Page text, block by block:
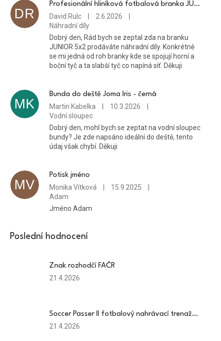
DR
Profesionální hliníková fotbalová branka JUNIOR 5x2 přenosná včetně sítě
David Rulc 2.6.2026
Náhradní díly
Dobrý den, Rád bych se zeptal zda na branku
JUNIOR 5x2 prodáváte náhradní díly. Konkrétně
se mi jedná od roh branky kde se spojují horní a
boční tyč a ta slabší tyč co napíná síť. Děkuji
MK
Bunda do deště Joma Iris - černá
Martin Kabelka 10.3.2026
Vodní sloupec
Dobrý den, mohl bych se zeptat na vodní sloupec
bundy? Je zde napsáno ideální do deště, tento
údaj však chybí. Děkuji
MV
Potisk jméno
Monika Vítková 15.9.2025
Adam
Jméno Adam
Poslední hodnocení
Znak rozhodčí FAČR
Hodnocení
z
5
21.4.2026
Soccer Passer II fotbalový nahrávací trenažér - odrazová stěna
Hodnocení
21.4.2026